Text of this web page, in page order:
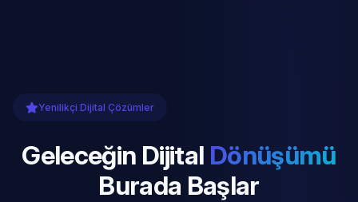
Yenilikçi Dijital Çözümler
Geleceğin Dijital Dönüşümü
Burada Başlar